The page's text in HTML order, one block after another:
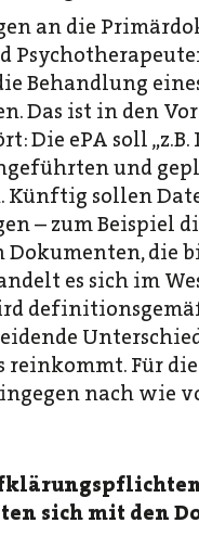
an die
Behandlung
ist in den
Die ePA soll
und
sollen
– zum Beispiel
die
es sich im
reinkommt. Für
nach wie
sich mit den